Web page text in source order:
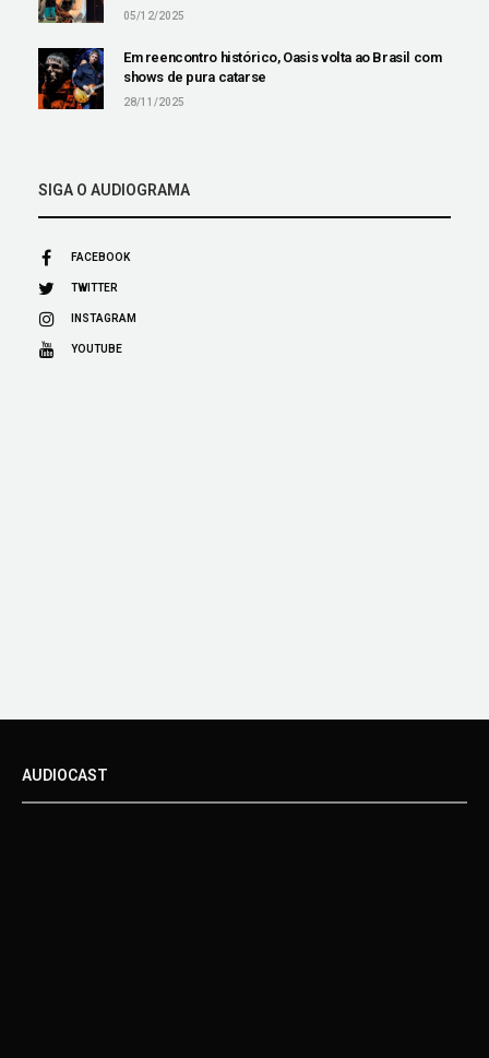
05/12/2025
Em reencontro histórico, Oasis volta ao Brasil com
shows de pura catarse
28/11/2025
SIGA O AUDIOGRAMA
FACEBOOK
TWITTER
INSTAGRAM
YOUTUBE
AUDIOCAST